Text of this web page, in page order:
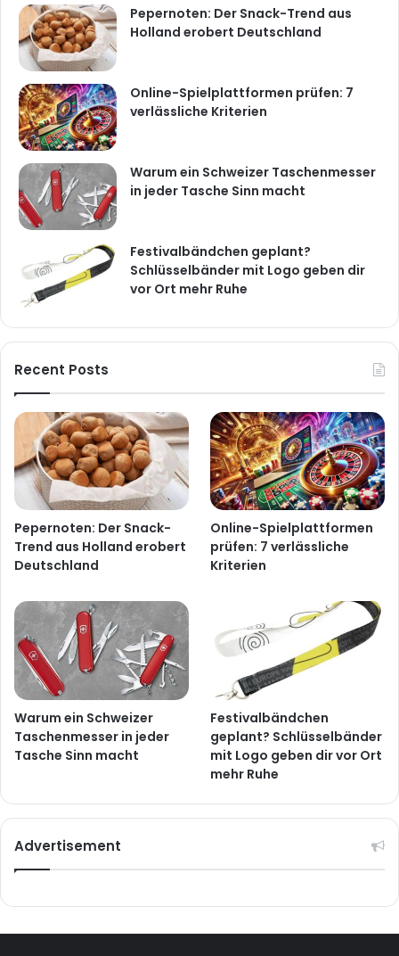
Pepernoten: Der Snack-Trend aus
Holland erobert Deutschland
Online-Spielplattformen prüfen: 7
verlässliche Kriterien
Warum ein Schweizer Taschenmesser
in jeder Tasche Sinn macht
Festivalbändchen geplant?
Schlüsselbänder mit Logo geben dir
vor Ort mehr Ruhe
Recent Posts
Pepernoten: Der Snack-
Trend aus Holland erobert
Deutschland
Online-Spielplattformen
prüfen: 7 verlässliche
Kriterien
Warum ein Schweizer
Taschenmesser in jeder
Tasche Sinn macht
Festivalbändchen
geplant? Schlüsselbänder
mit Logo geben dir vor Ort
mehr Ruhe
Advertisement